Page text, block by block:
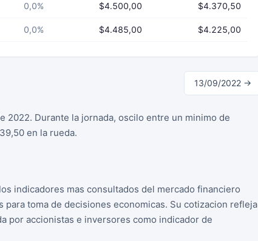
0,0% $4.500,00 $4.370,50
0,0% $4.485,00 $4.225,00
13/09/2022 →
2022. Durante la jornada, oscilo entre un minimo de
en la rueda.
indicadores mas consultados del mercado financiero
toma de decisiones economicas. Su cotizacion refleja
por accionistas e inversores como indicador de